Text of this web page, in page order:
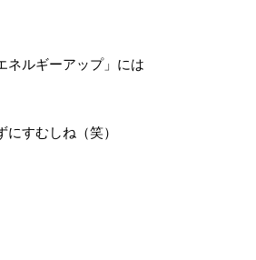
ネルギーアップ」には
すむしね（笑）